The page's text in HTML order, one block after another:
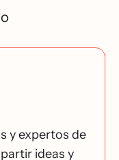
y expertos de
ideas y